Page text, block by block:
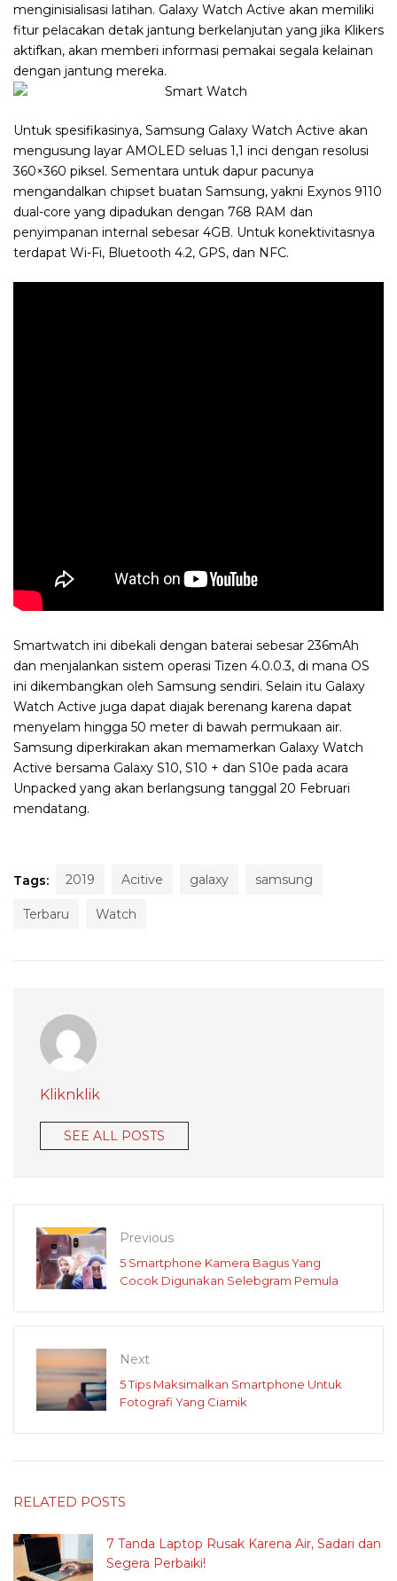
menginisialisasi latihan. Galaxy Watch Active akan memiliki
fitur pelacakan detak jantung berkelanjutan yang jika Klikers
aktifkan, akan memberi informasi pemakai segala kelainan
dengan jantung mereka.
Untuk spesifikasinya, Samsung Galaxy Watch Active akan
mengusung layar AMOLED seluas 1,1 inci dengan resolusi
360×360 piksel. Sementara untuk dapur pacunya
mengandalkan chipset buatan Samsung, yakni Exynos 9110
dual-core yang dipadukan dengan 768 RAM dan
penyimpanan internal sebesar 4GB. Untuk konektivitasnya
terdapat Wi-Fi, Bluetooth 4.2, GPS, dan NFC.
Smartwatch ini dibekali dengan baterai sebesar 236mAh
dan menjalankan sistem operasi Tizen 4.0.0.3, di mana OS
ini dikembangkan oleh Samsung sendiri. Selain itu Galaxy
Watch Active juga dapat diajak berenang karena dapat
menyelam hingga 50 meter di bawah permukaan air.
Samsung diperkirakan akan memamerkan Galaxy Watch
Active bersama Galaxy S10, S10 + dan S10e pada acara
Unpacked yang akan berlangsung tanggal 20 Februari
mendatang.
Tags: 2019 Acitive galaxy samsung
Terbaru Watch
Kliknklik
SEE ALL POSTS
Previous
5 Smartphone Kamera Bagus Yang
Cocok Digunakan Selebgram Pemula
Next
5 Tips Maksimalkan Smartphone Untuk
Fotografi Yang Ciamik
RELATED POSTS
7 Tanda Laptop Rusak Karena Air, Sadari dan
Segera Perbaiki!